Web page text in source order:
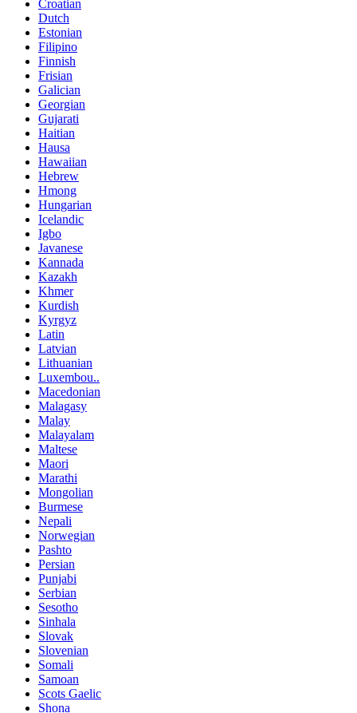
Croatian
Dutch
Estonian
Filipino
Finnish
Frisian
Galician
Georgian
Gujarati
Haitian
Hausa
Hawaiian
Hebrew
Hmong
Hungarian
Icelandic
Igbo
Javanese
Kannada
Kazakh
Khmer
Kurdish
Kyrgyz
Latin
Latvian
Lithuanian
Luxembou..
Macedonian
Malagasy
Malay
Malayalam
Maltese
Maori
Marathi
Mongolian
Burmese
Nepali
Norwegian
Pashto
Persian
Punjabi
Serbian
Sesotho
Sinhala
Slovak
Slovenian
Somali
Samoan
Scots Gaelic
Shona